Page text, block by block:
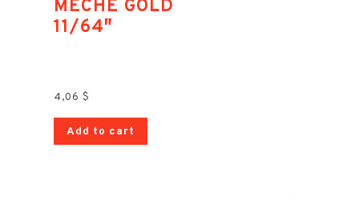
MECHE GOLD
11/64″
4,06 $
Add to cart